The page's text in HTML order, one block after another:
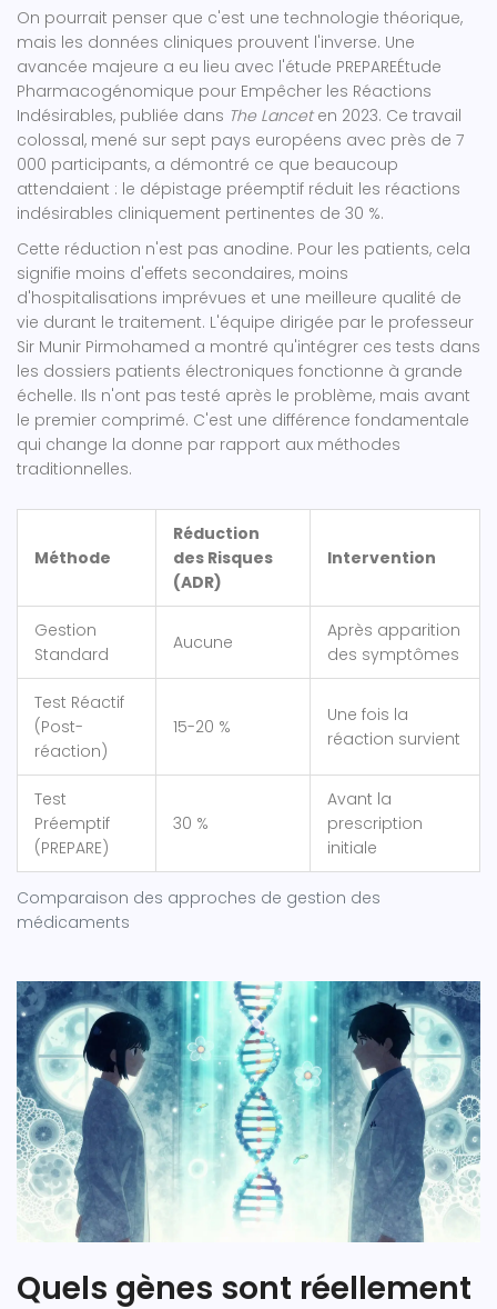
On pourrait penser que c'est une technologie théorique,
mais les données cliniques prouvent l'inverse. Une
avancée majeure a eu lieu avec l'étude PREPAREÉtude
Pharmacogénomique pour Empêcher les Réactions
Indésirables, publiée dans The Lanceten 2023. Ce travail
colossal, mené sur sept pays européens avec près de 7
000 participants, a démontré ce que beaucoup
attendaient : le dépistage préemptif réduit les réactions
indésirables cliniquement pertinentes de 30 %.
Cette réduction n'est pas anodine. Pour les patients, cela
signifie moins d'effets secondaires, moins
d'hospitalisations imprévues et une meilleure qualité de
vie durant le traitement. L'équipe dirigée par le professeur
Sir Munir Pirmohamed a montré qu'intégrer ces tests dans
les dossiers patients électroniques fonctionne à grande
échelle. Ils n'ont pas testé après le problème, mais avant
le premier comprimé. C'est une différence fondamentale
qui change la donne par rapport aux méthodes
traditionnelles.
Comparaison des approches de gestion des
médicaments
Méthode
Réduction
des Risques
(ADR)
Intervention
Gestion
Standard
Aucune
Après apparition
des symptômes
Test Réactif
(Post-
réaction)
15-20 %
Une fois la
réaction survient
Test
Préemptif
(PREPARE)
30 %
Avant la
prescription
initiale
Quels gènes sont réellement